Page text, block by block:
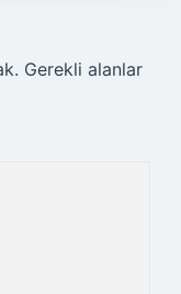
Gerekli alanlar